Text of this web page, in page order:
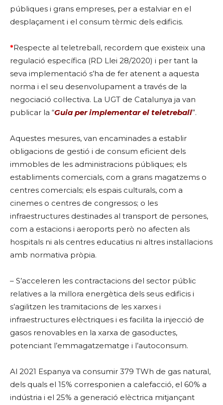
públiques i grans empreses, per a estalviar en el
desplaçament i el consum tèrmic dels edificis.
*Respecte al teletreball, recordem que existeix una
regulació específica (RD Llei 28/2020) i per tant la
seva implementació s’ha de fer atenent a aquesta
norma i el seu desenvolupament a través de la
negociació col·lectiva. La UGT de Catalunya ja van
publicar la “Guia per implementar el teletreball”.
Aquestes mesures, van encaminades a establir
obligacions de gestió i de consum eficient dels
immobles de les administracions públiques; els
establiments comercials, com a grans magatzems o
centres comercials; els espais culturals, com a
cinemes o centres de congressos; o les
infraestructures destinades al transport de persones,
com a estacions i aeroports però no afecten als
hospitals ni als centres educatius ni altres instal·lacions
amb normativa pròpia.
– S’acceleren les contractacions del sector públic
relatives a la millora energètica dels seus edificis i
s’agilitzen les tramitacions de les xarxes i
infraestructures elèctriques i es facilita la injecció de
gasos renovables en la xarxa de gasoductes,
potenciant l’emmagatzematge i l’autoconsum.
Al 2021 Espanya va consumir 379 TWh de gas natural,
dels quals el 15% corresponien a calefacció, el 60% a
indústria i el 25% a generació elèctrica mitjançant